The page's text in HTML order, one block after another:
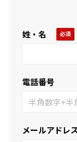
姓・名
電話番号
メールアドレ